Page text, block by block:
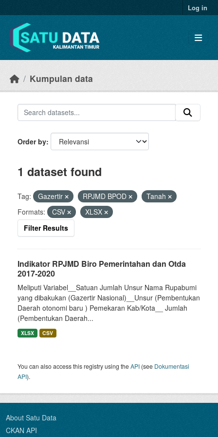
Log in
Kumpulan data
Order by
1 dataset found
Tag: Gazertir RPJMD BPOD
Tanah
Formats:
CSV
XLSX
Filter Results
Indikator RPJMD Biro Pemerintahan dan Otda
2017-2020
Meliputi Variabel__Satuan Jumlah Unsur Nama Rupabumi
yang dibakukan (Gazertir Nasional)__Unsur (Pembentukan
Daerah otonomi baru ) Pemekaran Kab/Kota__ Jumlah
(Pembentukan Daerah...
XLSX CSV
You can also access this registry using theAPI (see Dokumentasi
API).
About Satu Data
CKAN API